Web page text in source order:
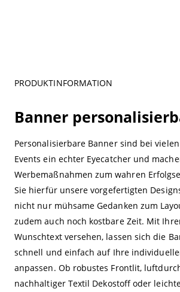
PRODUKTINFORMATION
Banner
Personalisierbare Banner sind bei
Events ein echter Eyecatcher und
Werbemaßnahmen zum wahren
Sie hierfür unsere vorgefertigten
nicht nur mühsame Gedanken zum
zudem auch noch kostbare Zeit. Mit
Wunschtext versehen, lassen sich die
schnell und einfach auf Ihre
anpassen. Ob robustes Frontlit,
nachhaltiger Textil Dekostoff oder